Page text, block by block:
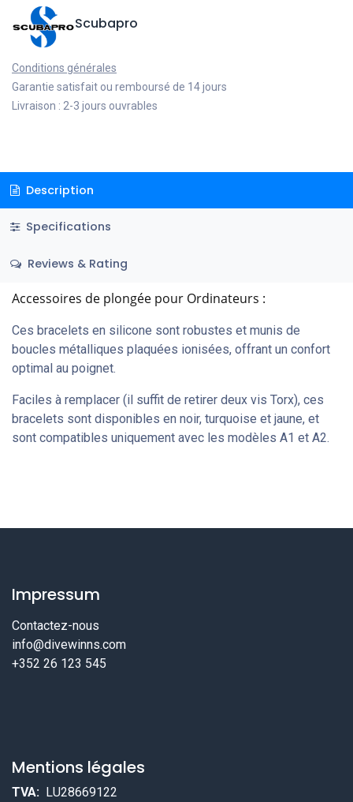
Scubapro
Conditions générales
Garantie satisfait ou remboursé de 14 jours
Livraison : 2-3 jours ouvrables
Description
Specifications
Reviews & Rating
Accessoires de plongée pour Ordinateurs :
Ces bracelets en silicone sont robustes et munis de
boucles métalliques plaquées ionisées, offrant un confort
optimal au poignet.
Faciles à remplacer (il suffit de retirer deux vis Torx), ces
bracelets sont disponibles en noir, turquoise et jaune, et
sont compatibles uniquement avec les modèles A1 et A2.
Impressum
Contactez-nous
info@divewinns.com
+352 26 123 545
Mentions légales
TVA: LU28669122